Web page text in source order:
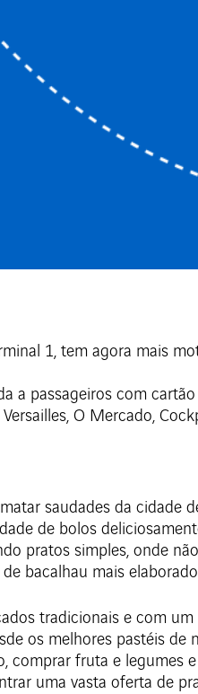
1, tem agora mais
a passageiros com
O Mercado,
saudades da cidade
de bolos
pratos simples, onde
bacalhau mais
tradicionais e com
os melhores pastéis
comprar fruta e legumes
uma vasta oferta de